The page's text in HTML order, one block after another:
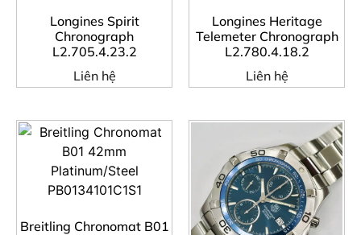
Longines Spirit
Chronograph
L2.705.4.23.2
Liên hệ
Longines Heritage
Telemeter Chronograph
L2.780.4.18.2
Liên hệ
Breitling Chronomat B01